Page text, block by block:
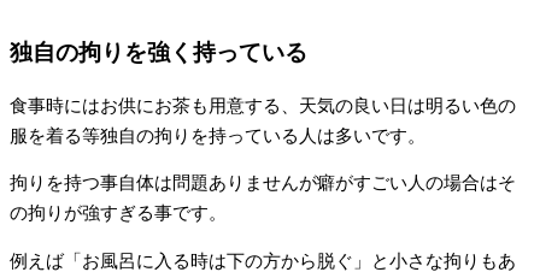
独自の拘りを強く持っている
食事時にはお供にお茶も用意する、天気の良い日は明るい色の
服を着る等独自の拘りを持っている人は多いです。
拘りを持つ事自体は問題ありませんが癖がすごい人の場合はそ
の拘りが強すぎる事です。
例えば「お風呂に入る時は下の方から脱ぐ」と小さな拘りもあ